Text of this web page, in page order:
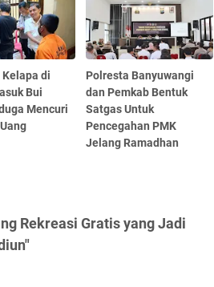
Kelapa di
Bui
Mencuri
Polresta Banyuwangi
dan Pemkab Bentuk
Satgas Untuk
Pencegahan PMK
Jelang Ramadhan
Rekreasi Gratis yang Jadi